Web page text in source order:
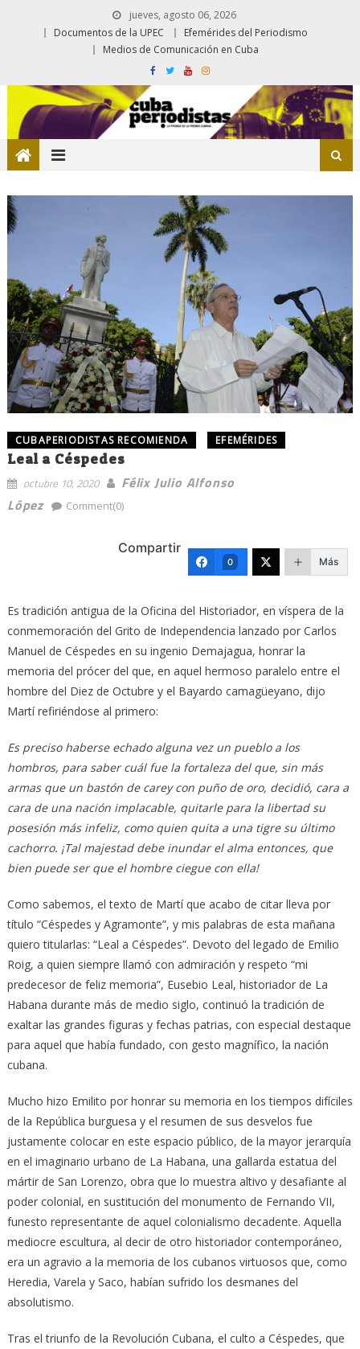
jueves, agosto 06, 2026
Documentos de la UPEC
Efemérides del Periodismo
Medios de Comunicación en Cuba
CUBAPERIODISTAS RECOMIENDA EFEMÉRIDES
Leal a Céspedes
octubre 10, 2020
Félix Julio Alfonso
López
Comment(0)
Compartir
0 Más
Es tradición antigua de la Oficina del Historiador, en víspera de la
conmemoración del Grito de Independencia lanzado por Carlos
Manuel de Céspedes en su ingenio Demajagua, honrar la
memoria del prócer del que, en aquel hermoso paralelo entre el
hombre del Diez de Octubre y el Bayardo camagüeyano, dijo
Martí refiriéndose al primero:
Es preciso haberse echado alguna vez un pueblo a los
hombros, para saber cuál fue la fortaleza del que, sin más
armas que un bastón de carey con puño de oro, decidió, cara a
cara de una nación implacable, quitarle para la libertad su
posesión más infeliz, como quien quita a una tigre su último
cachorro. ¡Tal majestad debe inundar el alma entonces, que
bien puede ser que el hombre ciegue con ella!
Como sabemos, el texto de Martí que acabo de citar lleva por
título “Céspedes y Agramonte”, y mis palabras de esta mañana
quiero titularlas: “Leal a Céspedes”. Devoto del legado de Emilio
Roig, a quien siempre llamó con admiración y respeto “mi
predecesor de feliz memoria”, Eusebio Leal, historiador de La
Habana durante más de medio siglo, continuó la tradición de
exaltar las grandes figuras y fechas patrias, con especial destaque
para aquel que había fundado, con gesto magnífico, la nación
cubana.
Mucho hizo Emilito por honrar su memoria en los tiempos difíciles
de la República burguesa y el resumen de sus desvelos fue
justamente colocar en este espacio público, de la mayor jerarquía
en el imaginario urbano de La Habana, una gallarda estatua del
mártir de San Lorenzo, obra que lo muestra altivo y desafiante al
poder colonial, en sustitución del monumento de Fernando VII,
funesto representante de aquel colonialismo decadente. Aquella
mediocre escultura, al decir de otro historiador contemporáneo,
era un agravio a la memoria de los cubanos virtuosos que, como
Heredia, Varela y Saco, habían sufrido los desmanes del
absolutismo.
Tras el triunfo de la Revolución Cubana, el culto a Céspedes, que